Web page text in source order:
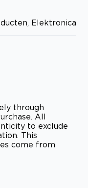
Elektronica
through
All
to exclude
This
come from